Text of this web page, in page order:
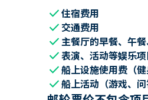
check住宿费用
check 交通费用
check主餐厅的早餐、午
check表演、活动等娱乐项
check船上设施使用费（
check船上活动（游戏、问